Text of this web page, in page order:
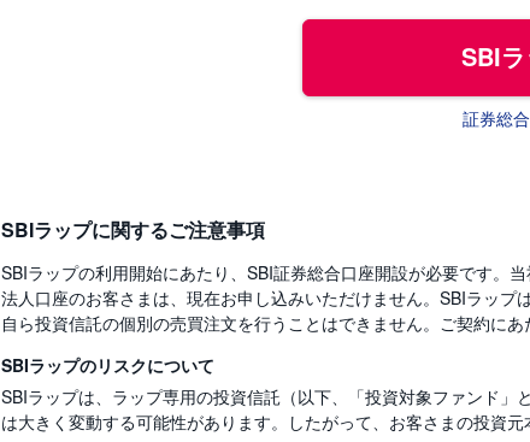
SBI
証券総
SBIラップに関するご注意事項
SBIラップの利用開始にあたり、SBI証券総合口座開設が必要です。
法人口座のお客さまは、現在お申し込みいただけません。SBIラッ
自ら投資信託の個別の売買注文を行うことはできません。ご契約に
SBIラップのリスクについて
SBIラップは、ラップ専用の投資信託（以下、「投資対象ファンド
は大きく変動する可能性があります。したがって、お客さまの投資